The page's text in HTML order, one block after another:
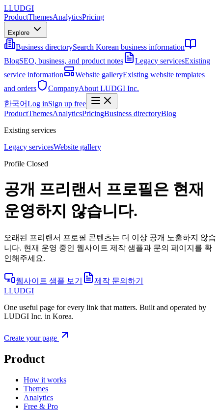
LLUDGI
ProductThemesAnalyticsPricing
Explore
Business directorySearch Korean business information
BlogSEO, business, and product notes Legacy servicesExisting
service information
Website galleryExisting website templates
and orders
CompanyAbout LUDGI Inc.
한국어Log inSign up free
ProductThemesAnalyticsPricingBusiness directoryBlog
Existing services
Legacy servicesWebsite gallery
Profile Closed
공개 프리랜서 프로필은 현재
운영하지 않습니다.
오래된 프리랜서 프로필 콘텐츠는 더 이상 공개 노출하지 않습
니다. 현재 운영 중인 웹사이트 제작 샘플과 문의 페이지를 확
인해주세요.
웹사이트 샘플 보기
제작 문의하기
LLUDGI
One useful page for every link that matters. Built and operated by
LUDGI Inc. in Korea.
Create your page
Product
How it works
Themes
Analytics
Free & Pro